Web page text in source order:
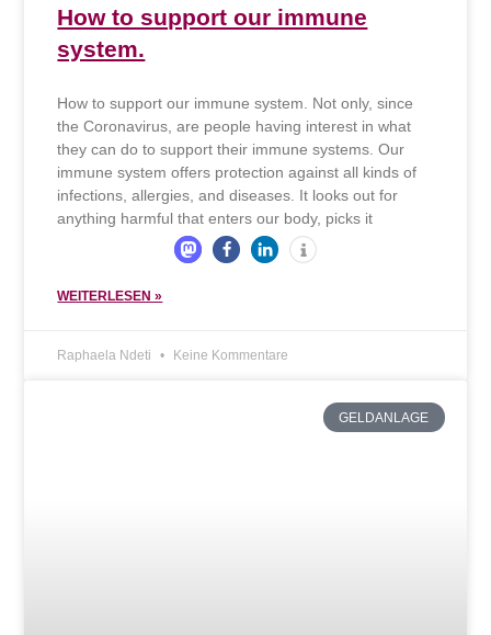
How to support our immune
system.
How to support our immune system. Not only, since
the Coronavirus, are people having interest in what
they can do to support their immune systems. Our
immune system offers protection against all kinds of
infections, allergies, and diseases. It looks out for
anything harmful that enters our body, picks it
WEITERLESEN »
Raphaela Ndeti Keine Kommentare
GELDANLAGE